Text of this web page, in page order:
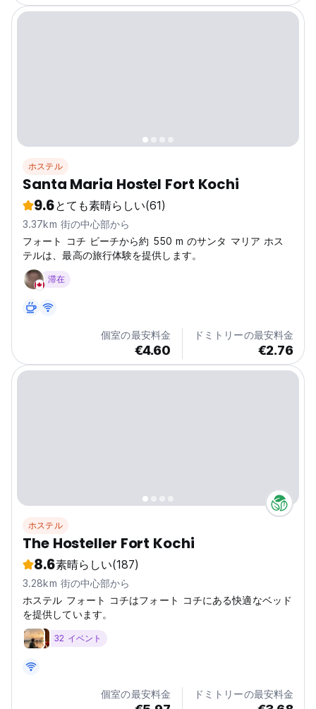
ホステル
Santa Maria Hostel Fort Kochi
9.6とても素晴らしい(61)
3.37km 街の中心部から
フォート コチ ビーチから約 550 m のサンタ マリア ホス
テルは、最高の旅行体験を提供します。
滞在
個室の最安料金
€4.60
ドミトリーの最安料金
€2.76
ホステル
The Hosteller Fort Kochi
8.6素晴らしい(187)
3.28km 街の中心部から
ホステル フォート コチはフォート コチにある快適なベッド
を提供しています。
32 イベント
個室の最安料金 ドミトリーの最安料金